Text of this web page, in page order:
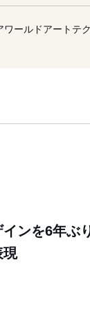
#ユニフォーム
ワールドアート テ
ンを6年ぶ
現